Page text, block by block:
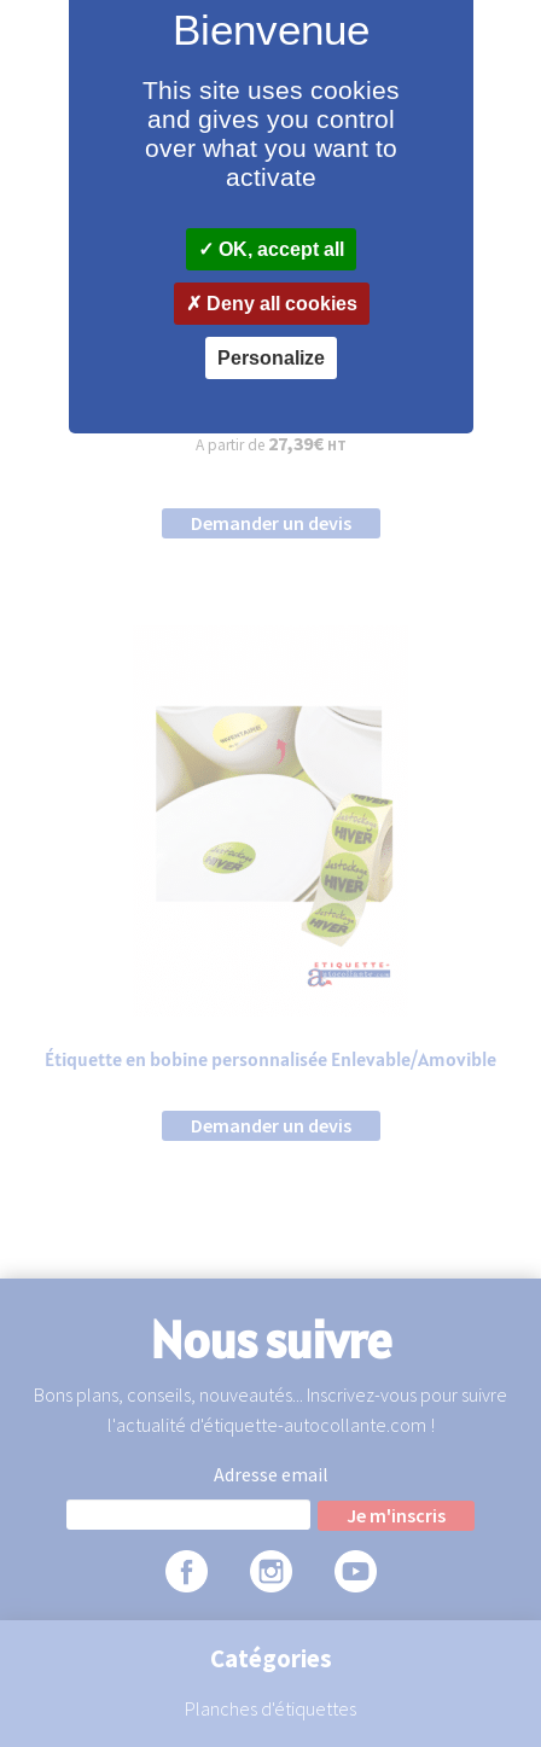
A partir de 27,39€ HT
Demander un devis
Étiquette en bobine personnalisée Enlevable/Amovible
Demander un devis
Nous suivre
Bons plans, conseils, nouveautés... Inscrivez-vous pour suivre
l'actualité d'étiquette-autocollante.com !
Adresse email
Catégories
Planches d'étiquettes
This site uses cookies
and gives you control
over what you want to
activate
OK, accept all
Deny all cookies
Personalize